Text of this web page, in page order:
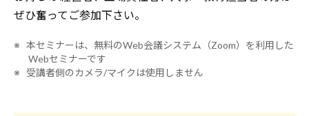
ぜひ奮ってご参加下さい。
※ 本セミナーは、無料のWeb会議システム（Zoom）を利用した
Webセミナーです
※ 受講者側のカメラ/マイクは使用しません